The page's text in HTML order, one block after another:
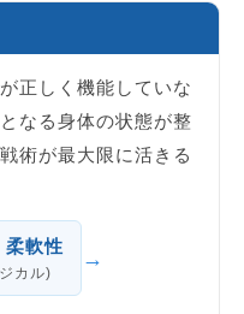
正しく機能していな
なる身体の状態が整
術が最大限に活きる
柔軟性
カル)
→